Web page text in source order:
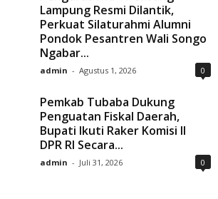
Lampung Resmi Dilantik,
Perkuat Silaturahmi Alumni
Pondok Pesantren Wali Songo
Ngabar...
admin - Agustus 1, 2026 0
Pemkab Tubaba Dukung
Penguatan Fiskal Daerah,
Bupati Ikuti Raker Komisi II
DPR RI Secara...
admin - Juli 31, 2026 0